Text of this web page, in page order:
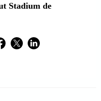
Stadium de
Facebook
TwitterLinkedIn